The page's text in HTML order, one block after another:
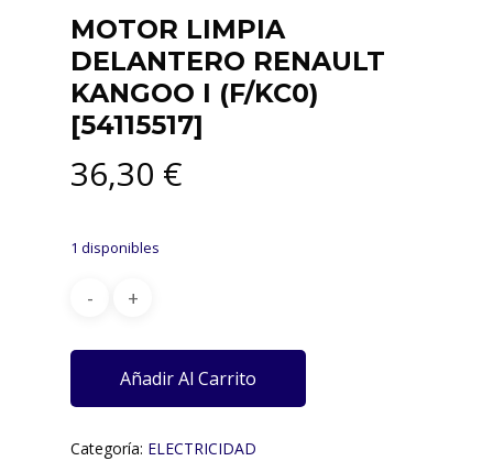
MOTOR LIMPIA
DELANTERO RENAULT
KANGOO I (F/KC0)
[54115517]
36,30 €
1 disponibles
Añadir Al Carrito
Categoría: ELECTRICIDAD